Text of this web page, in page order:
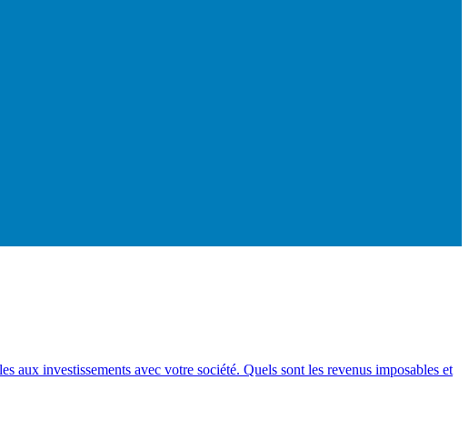
aux investissements avec votre société. Quels sont les revenus imposables et